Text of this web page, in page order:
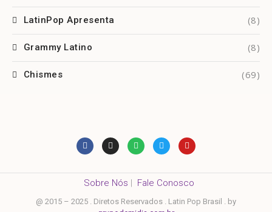
LatinPop Apresenta (8)
Grammy Latino (8)
Chismes (69)
Sobre Nós Fale Conosco
@ 2015 – 2025 . Diretos Reservados . Latin Pop Brasil . by